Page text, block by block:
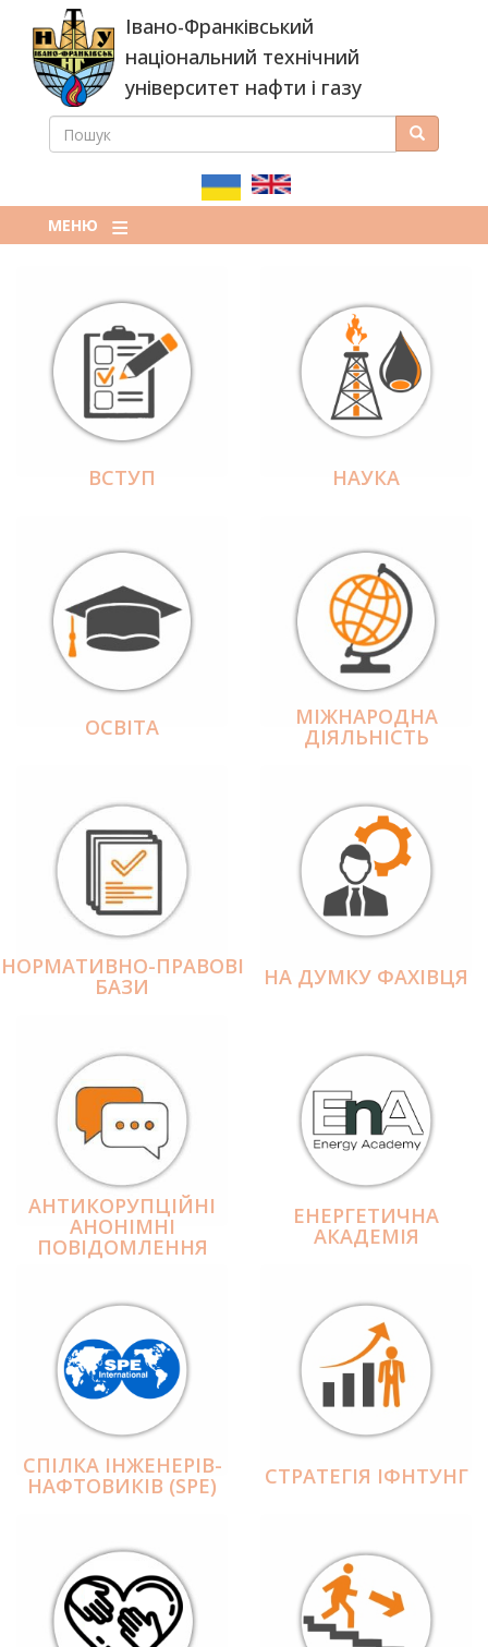
основного
вмісту
Івано-Франківський
національний технічний
університет нафти і газу
ПОШУКОВА
ПОШУК Пошук
МЕНЮ
ВСТУП НАУКА
ОСВІТА МІЖНАРОДНА
ДІЯЛЬНІCТЬ
НОРМАТИВНО-ПРАВОВІ
БАЗИ НА ДУМКУ ФАХІВЦЯ
АНТИКОРУПЦІЙНІ
АНОНІМНІ
ПОВІДОМЛЕННЯ
ЕНЕРГЕТИЧНА
АКАДЕМІЯ
СПІЛКА ІНЖЕНЕРІВ-
НАФТОВИКІВ (SPE) СТРАТЕГІЯ ІФНТУНГ